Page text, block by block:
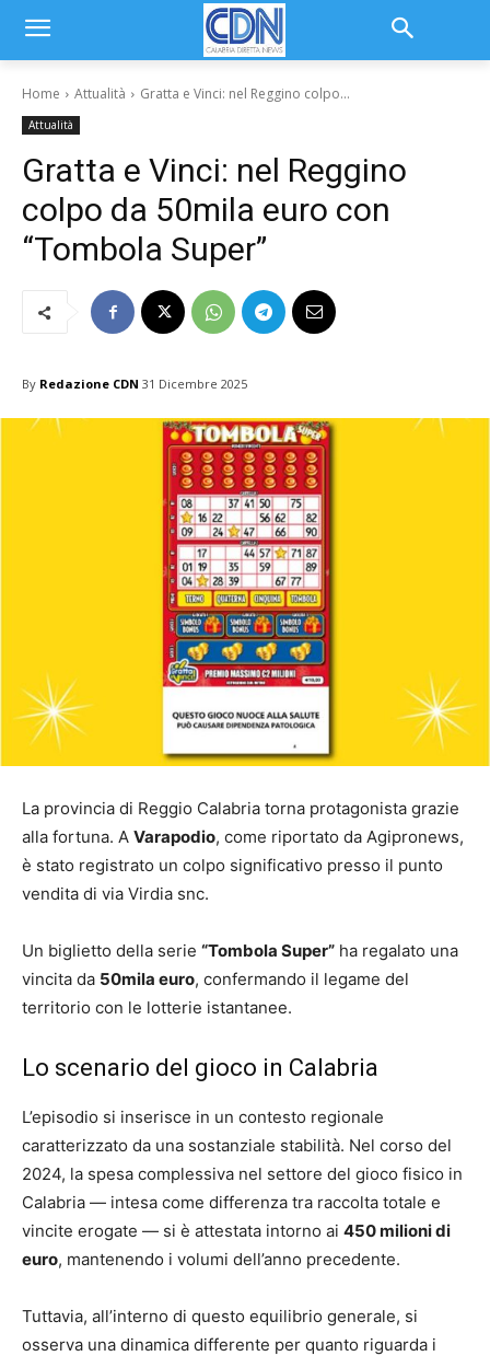
Home Attualità Gratta e Vinci: nel Reggino colpo...
Attualità
Gratta e Vinci: nel Reggino
colpo da 50mila euro con
“Tombola Super”
By Redazione CDN 31 Dicembre 2025
La provincia di Reggio Calabria torna protagonista grazie
alla fortuna. A Varapodio, come riportato da Agipronews,
è stato registrato un colpo significativo presso il punto
vendita di via Virdia snc.
Un biglietto della serie “Tombola Super” ha regalato una
vincita da 50mila euro, confermando il legame del
territorio con le lotterie istantanee.
Lo scenario del gioco in Calabria
L’episodio si inserisce in un contesto regionale
caratterizzato da una sostanziale stabilità. Nel corso del
2024, la spesa complessiva nel settore del gioco fisico in
Calabria — intesa come differenza tra raccolta totale e
vincite erogate — si è attestata intorno ai 450 milioni di
euro, mantenendo i volumi dell’anno precedente.
Tuttavia, all’interno di questo equilibrio generale, si
osserva una dinamica differente per quanto riguarda i